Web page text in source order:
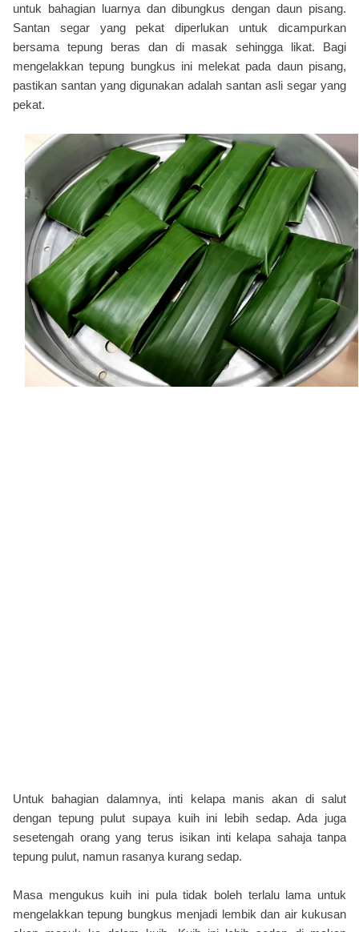
untuk bahagian luarnya dan dibungkus dengan daun pisang.
Santan segar yang pekat diperlukan untuk dicampurkan
bersama tepung beras dan di masak sehingga likat. Bagi
mengelakkan tepung bungkus ini melekat pada daun pisang,
pastikan santan yang digunakan adalah santan asli segar yang
pekat.
Untuk bahagian dalamnya, inti kelapa manis akan di salut
dengan tepung pulut supaya kuih ini lebih sedap. Ada juga
sesetengah orang yang terus isikan inti kelapa sahaja tanpa
tepung pulut, namun rasanya kurang sedap.
Masa mengukus kuih ini pula tidak boleh terlalu lama untuk
mengelakkan tepung bungkus menjadi lembik dan air kukusan